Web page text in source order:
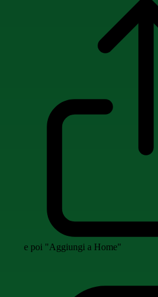
e poi "Aggiungi a Home"